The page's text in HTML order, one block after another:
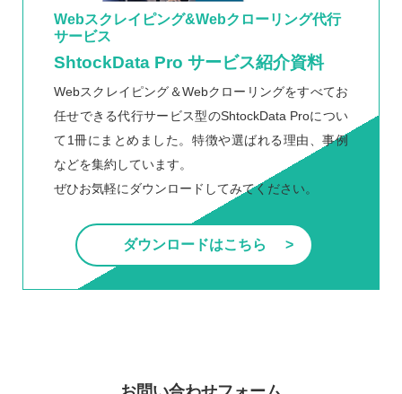
Webスクレイピング&Webクローリング代行
サービス
ShtockData Pro サービス紹介資料
Webスクレイピング＆Webクローリングをすべてお
任せできる代行サービス型のShtockData Proについ
て1冊にまとめました。特徴や選ばれる理由、事例
などを集約しています。
ぜひお気軽にダウンロードしてみてください。
ダウンロードはこちら